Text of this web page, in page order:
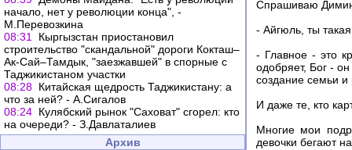
начало, нет у революции конца", -
М.Перевозкина
08:31
Кыргызстан приостановил
строительство "скандальной" дороги Кокташ–
Ак-Сай–Тамдык, "заезжавшей" в спорные с
Таджикистаном участки
08:28 Китайская щедрость Таджикистану: а
что за ней? - А.Сигалов
08:24 Кулябский рынок "Саховат" сгорел: кто
на очереди? - З.Давлаталиев
Архив
Спрашиваю
- Айгюль, ты
- Главное - это
одобряет, Бог -
создание семьи
И даже те, кто
Многие мои
девочки бегают